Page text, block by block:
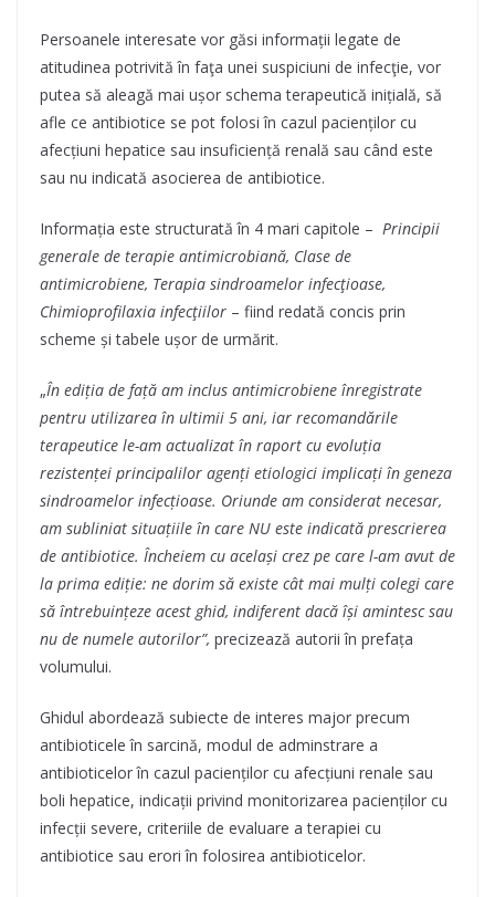
Persoanele interesate vor găsi informații legate de
atitudinea potrivită în faţa unei suspiciuni de infecţie, vor
putea să aleagă mai ușor schema terapeutică inițială, să
afle ce antibiotice se pot folosi în cazul pacienților cu
afecțiuni hepatice sau insuficiență renală sau când este
sau nu indicată asocierea de antibiotice.
Informația este structurată în 4 mari capitole – Principii
generale de terapie antimicrobiană, Clase de
antimicrobiene, Terapia sindroamelor infecţioase,
Chimioprofilaxia infecţiilor – fiind redată concis prin
scheme și tabele ușor de urmărit.
„În ediția de față am inclus antimicrobiene înregistrate
pentru utilizarea în ultimii 5 ani, iar recomandările
terapeutice le-am actualizat în raport cu evoluția
rezistenței principalilor agenți etiologici implicați în geneza
sindroamelor infecțioase. Oriunde am considerat necesar,
am subliniat situațiile în care NU este indicată prescrierea
de antibiotice. Încheiem cu același crez pe care l-am avut de
la prima ediție: ne dorim să existe cât mai mulți colegi care
să întrebuințeze acest ghid, indiferent dacă își amintesc sau
nu de numele autorilor”, precizează autorii în prefața
volumului.
Ghidul abordează subiecte de interes major precum
antibioticele în sarcină, modul de adminstrare a
antibioticelor în cazul pacienților cu afecțiuni renale sau
boli hepatice, indicații privind monitorizarea pacienților cu
infecții severe, criteriile de evaluare a terapiei cu
antibiotice sau erori în folosirea antibioticelor.